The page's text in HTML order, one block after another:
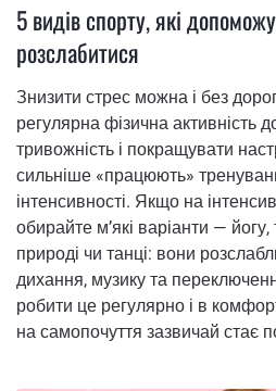
5 видів спорту, які
розслабитися
Знизити стрес можна і без
регулярна фізична активність
тривожність і покращувати
сильніше «працюють»
інтенсивності. Якщо на
обирайте м’які варіанти —
природі чи танці: вони
дихання, музику та
робити це регулярно і в
на самопочуття зазвичай стає